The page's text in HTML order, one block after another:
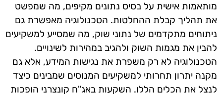
מותאמות אישית על בסיס נתונים מקיפים, מה שמפשט
את תהליך קבלת ההחלטות. הטכנולוגיה מאפשרת גם
ניתוחים מתקדמים של נתוני שוק, מה שמסייע למשקיעים
להבין את מגמות השוק ולהגיב במהירות לשינויים.
הטכנולוגיה לא רק משפרת את נגישות המידע, אלא גם
מקנה יתרון תחרותי למשקיעים המנוסים שמבינים כיצד
לנצל את הכלים הללו. השקעות באג"ח קונצרני הופכות